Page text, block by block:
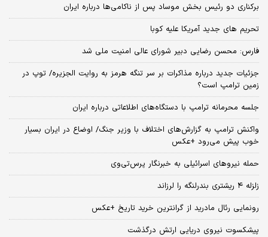
برکناری دو رئیس بخش موساد پس از ناکامی‌ها درباره ایران
تحریم های جدید آمریکا علیه کوبا
فارس: محسن رضایی دبیر شورای عالی امنیت ملی شد
جزئیات جدید درباره مذاکرات بر سر تنگه هرمز به روایت الجزیره/ توپ در
زمین ترامپ است؟
جلسه محرمانه ترامپ با دستگاه‌های اطلاعاتی درباره ایران
واکنش ترامپ به گزارش‌های اختلاف با وزیر جنگ/ اوضاع در ایران بسیار
خوب پیش می‌رود +عکس
حمله نیروهای اسرائیلی به خبرنگار پرس‌تی‌وی
زلزله ۴ ریشتری بندرلنگه را لرزاند
رونمایی رئال مادرید از گرانترین خرید تاریخ +عکس
پیشکسوت نیروی دریایی ارتش درگذشت